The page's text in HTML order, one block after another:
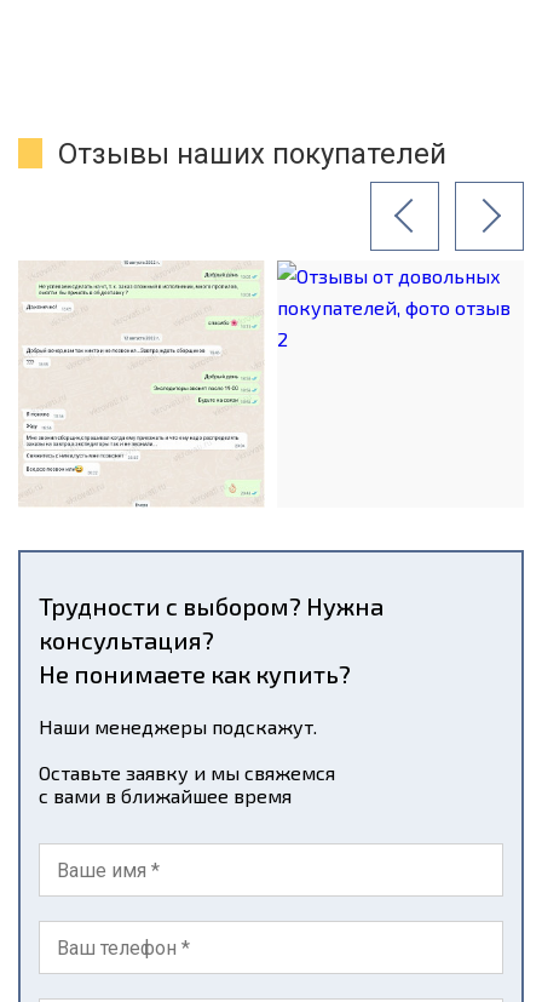
Отзывы наших покупателей
Трудности с выбором? Нужна
консультация?
Не понимаете как купить?
Наши менеджеры подскажут.
Оставьте заявку и мы свяжемся
с вами в ближайшее время